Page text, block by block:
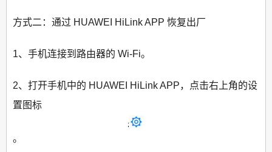
方式二：通过 HUAWEI HiLink APP 恢复出厂
1、手机连接到路由器的 Wi-Fi。
2、打开手机中的 HUAWEI HiLink APP，点击右上角的设
置图标
。